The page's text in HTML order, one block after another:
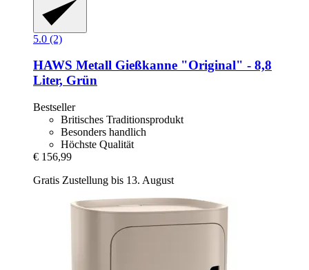
5.0 (2)
HAWS Metall Gießkanne "Original" -​ 8,8
Liter, Grün
Bestseller
Britisches Traditionsprodukt
Besonders handlich
Höchste Qualität
€ 156,99
Gratis Zustellung bis 13. August